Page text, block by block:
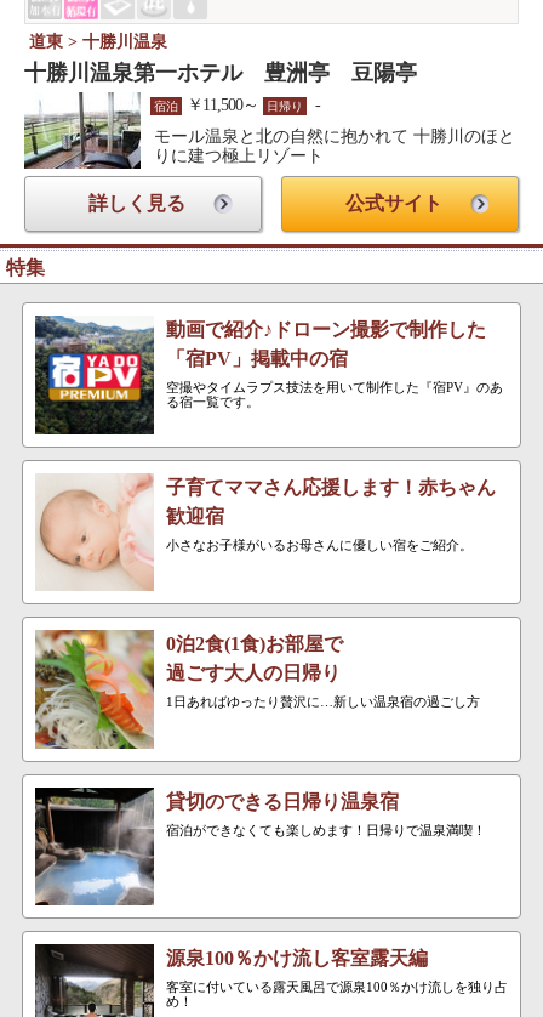
道東 > 十勝川温泉
十勝川温泉第一ホテル 豊洲亭 豆陽亭
宿泊 ￥11,500～ 日帰り
-
モール温泉と北の自然に抱かれて 十勝川のほと
りに建つ極上リゾート
詳しく見る 公式サイト
特集
動画で紹介♪ドローン撮影で制作した
「宿PV」掲載中の宿
空撮やタイムラプス技法を用いて制作した『宿PV』のあ
る宿一覧です。
子育てママさん応援します！赤ちゃん
歓迎宿
小さなお子様がいるお母さんに優しい宿をご紹介。
0泊2食(1食)お部屋で
過ごす大人の日帰り
1日あればゆったり贅沢に…新しい温泉宿の過ごし方
貸切のできる日帰り温泉宿
宿泊ができなくても楽しめます！日帰りで温泉満喫！
源泉100％かけ流し客室露天編
客室に付いている露天風呂で源泉100％かけ流しを独り占
め！